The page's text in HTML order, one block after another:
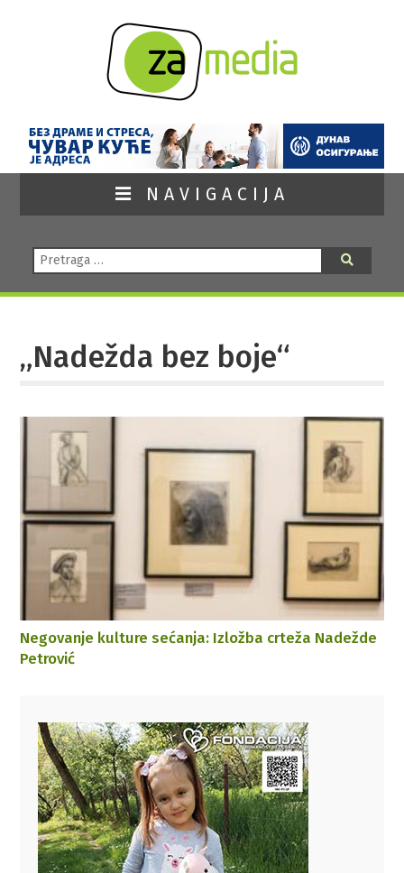
NAVIGACIJA
Pretraga:
„Nadežda bez boje“
Negovanje kulture sećanja: Izložba crteža Nadežde
Petrović